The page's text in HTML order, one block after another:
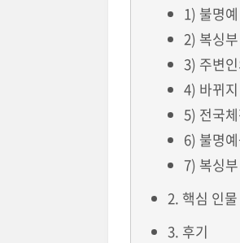
1) 불명
2) 복싱
3) 주변
4) 바뀌
5) 전국
6) 불명
7) 복싱
2. 핵심 인물
3. 후기